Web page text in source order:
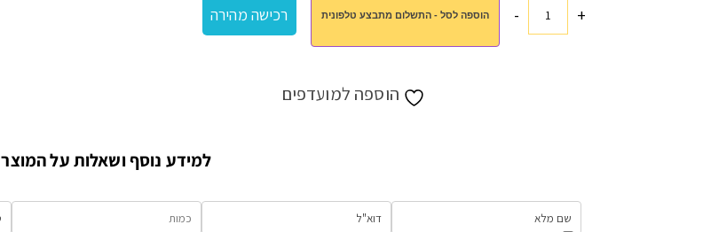
+כמות
- הוספה לסל - התשלום מתבצע טלפונית רכישה מהירה
הוספה למועדפים
למידע נוסף ושאלות על המוצר